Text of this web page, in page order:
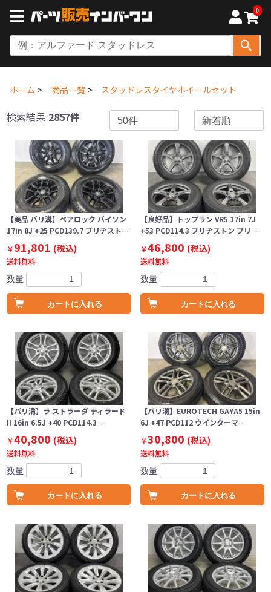
0
ホーム 商品一覧 スタッドレスタイヤホイールセット
検索結果 2857件
【美品 バリ溝】ベアロック バイソン
17in 8J +25 PCD139.7 ブリヂスト…
￥91,801 (税込)
送料無料
数量
カートに入れる
【良好品】トップラン VR5 17in 7J
+53 PCD114.3 ブリヂストン ブリ…
￥46,800 (税込)
送料無料
数量
カートに入れる
【バリ溝】ラ ストラーダ ティラード
II 16in 6.5J +40 PCD114.3 …
￥40,800 (税込)
送料無料
数量
カートに入れる
【バリ溝】EUROTECH GAYA5 15in
6J +47 PCD112 ウインターマ…
￥30,800 (税込)
送料無料
数量
カートに入れる